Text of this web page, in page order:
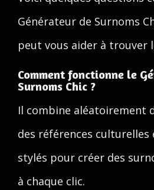
Générateur de Surnoms
peut vous aider à trouver
Comment fonctionne le
Surnoms Chic ?
Il combine aléatoirement
des références culturelles
stylés pour créer des
à chaque clic.